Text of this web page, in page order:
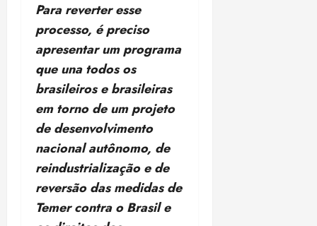
Para reverter esse
processo, é preciso
apresentar um programa
que una todos os
brasileiros e brasileiras
em torno de um projeto
de desenvolvimento
nacional autônomo, de
reindustrialização e de
reversão das medidas de
Temer contra o Brasil e